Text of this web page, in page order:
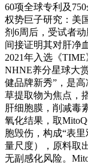
60项全球专利及
权势巨子研究：美
剂6周后，受试者动
间接证明其对肝净
2021年入选《
NHNE养分星球大
健品牌新秀”，是
草提取物为焦点，
肝细胞膜，削减毒
氧化结果，取
胞毁伤，构成“表
量尺度），原料取
无副感化风险。